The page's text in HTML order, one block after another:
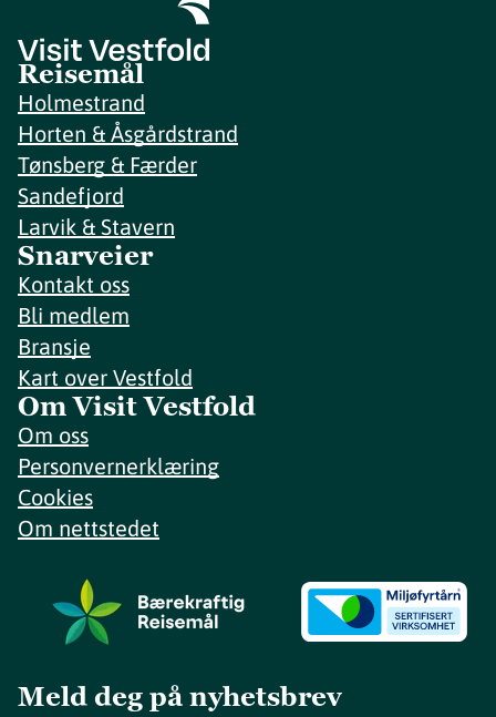
Reisemål
Holmestrand
Horten & Åsgårdstrand
Tønsberg & Færder
Sandefjord
Larvik & Stavern
Snarveier
Kontakt oss
Bli medlem
Bransje
Kart over Vestfold
Om Visit Vestfold
Om oss
Personvernerklæring
Cookies
Om nettstedet
Meld deg på nyhetsbrev